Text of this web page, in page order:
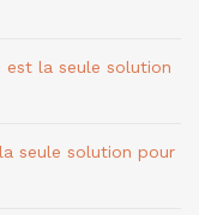
la seule solution
seule solution pour